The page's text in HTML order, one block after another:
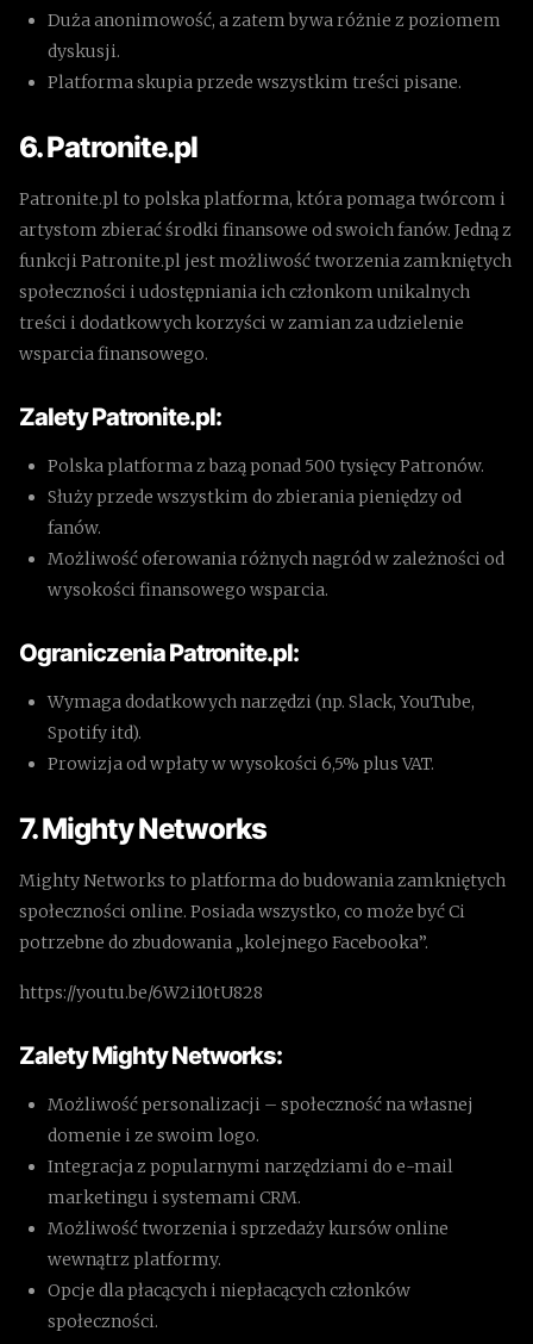
Duża anonimowość, a zatem bywa różnie z poziomem
dyskusji.
Platforma skupia przede wszystkim treści pisane.
6. Patronite.pl
Patronite.pl to polska platforma, która pomaga twórcom i
artystom zbierać środki finansowe od swoich fanów. Jedną z
funkcji Patronite.pl jest możliwość tworzenia zamkniętych
społeczności i udostępniania ich członkom unikalnych
treści i dodatkowych korzyści w zamian za udzielenie
wsparcia finansowego.
Zalety Patronite.pl:
Polska platforma z bazą ponad 500 tysięcy Patronów.
Służy przede wszystkim do zbierania pieniędzy od
fanów.
Możliwość oferowania różnych nagród w zależności od
wysokości finansowego wsparcia.
Ograniczenia Patronite.pl:
Wymaga dodatkowych narzędzi (np. Slack, YouTube,
Spotify itd).
Prowizja od wpłaty w wysokości 6,5% plus VAT.
7. Mighty Networks
Mighty Networks to platforma do budowania zamkniętych
społeczności online. Posiada wszystko, co może być Ci
potrzebne do zbudowania „kolejnego Facebooka”.
https://youtu.be/6W2i10tU828
Zalety Mighty Networks:
Możliwość personalizacji – społeczność na własnej
domenie i ze swoim logo.
Integracja z popularnymi narzędziami do e-mail
marketingu i systemami CRM.
Możliwość tworzenia i sprzedaży kursów online
wewnątrz platformy.
Opcje dla płacących i niepłacących członków
społeczności.